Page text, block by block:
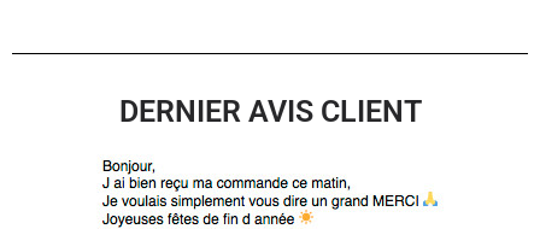
DERNIER AVIS CLIENT